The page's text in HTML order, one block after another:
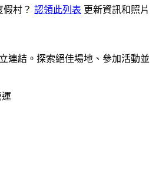
村？ 認領此列表 更新資訊和照片
連結。探索絕佳場地、參加活動並
運